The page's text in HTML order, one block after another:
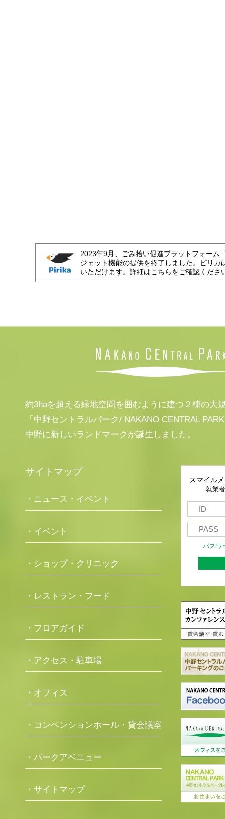
2023年9月、ごみ拾い促進プラットフォーム
ジェット機能の提供を終了しました。ピリカ
いただけます。詳細はこちらをご確認くださ
約3haを超える緑地空間を囲むように建つ２棟の大
「中野セントラルパーク/ NAKANO CENTRAL
中野に新しいランドマークが誕生しました。
サイトマップ
・ニュース・イベント
・イベント
・ショップ・クリニック
・レストラン・フード
・フロアガイド
・アクセス・駐車場
・オフィス
・コンベンションホール・貸会議室
・パークアベニュー
・サイトマップ
スマイル
就業
パスワ